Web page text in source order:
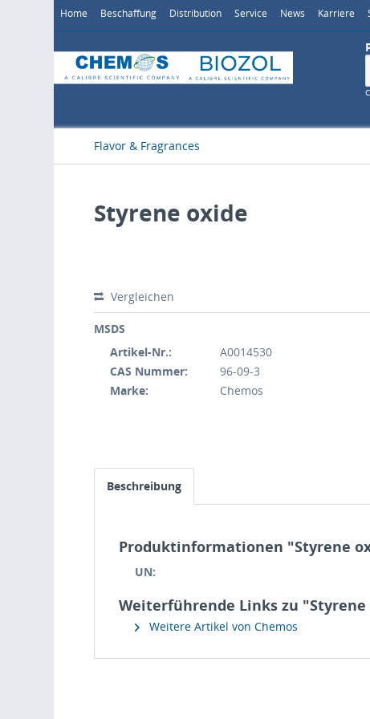
Home Beschaffung Distribution Service News Karriere
Flavor & Fragrances
Styrene oxide
Vergleichen
MSDS
Artikel-Nr.:
A0014530
CAS Nummer:
96-09-3
Marke:
Chemos
Beschreibung
Produktinformationen "Styrene
UN:
Weiterführende Links zu "Styrene
Weitere Artikel von Chemos